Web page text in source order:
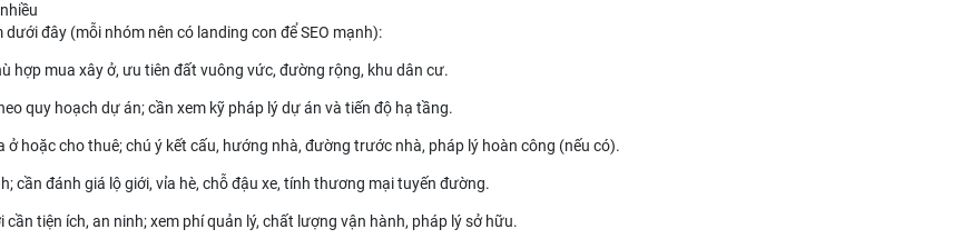
đây (mỗi nhóm nên có landing con để SEO mạnh):
hợp mua xây ở, ưu tiên đất vuông vức, đường rộng, khu dân cư.
quy hoạch dự án; cần xem kỹ pháp lý dự án và tiến độ hạ tầng.
ở hoặc cho thuê; chú ý kết cấu, hướng nhà, đường trước nhà, pháp lý hoàn công (nếu có).
cần đánh giá lộ giới, vỉa hè, chỗ đậu xe, tính thương mại tuyến đường.
cần tiện ích, an ninh; xem phí quản lý, chất lượng vận hành, pháp lý sở hữu.